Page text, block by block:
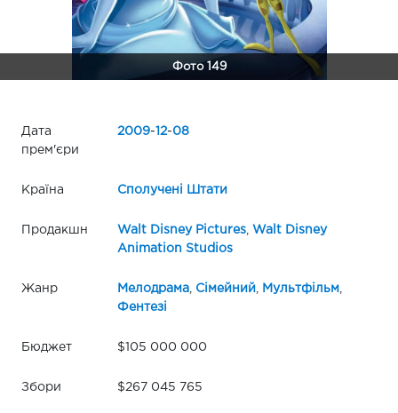
Фото 149
Дата
прем'єри
2009-12-08
Країна Сполучені Штати
Продакшн Walt Disney Pictures,
Walt Disney
Animation Studios
Жанр Мелодрама, Сімейний Мультфільм,
Фентезі
Бюджет $105 000 000
Збори $267 045 765